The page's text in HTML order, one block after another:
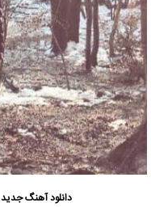
دانلود آهنگ جدید